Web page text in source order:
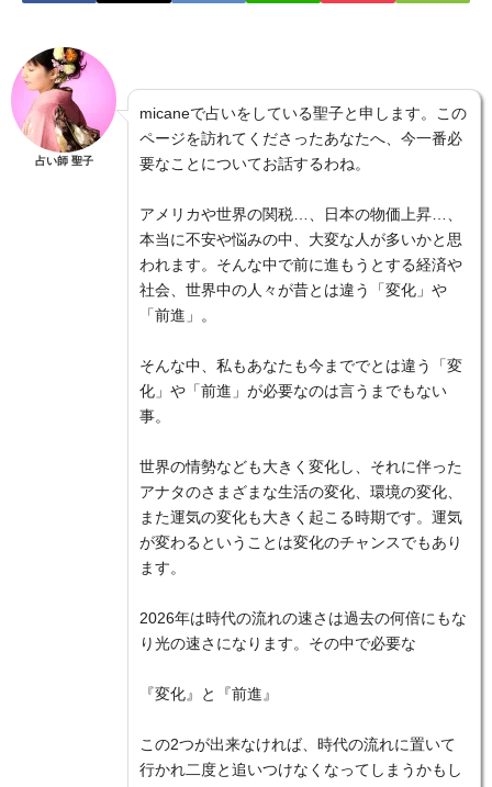
占い師 聖子
micaneで占いをしている聖子と申します。この
ページを訪れてくださったあなたへ、今一番必
要なことについてお話するわね。
アメリカや世界の関税…、日本の物価上昇…、
本当に不安や悩みの中、大変な人が多いかと思
われます。そんな中で前に進もうとする経済や
社会、世界中の人々が昔とは違う「変化」や
「前進」。
そんな中、私もあなたも今まででとは違う「変
化」や「前進」が必要なのは言うまでもない
事。
世界の情勢なども大きく変化し、それに伴った
アナタのさまざまな生活の変化、環境の変化、
また運気の変化も大きく起こる時期です。運気
が変わるということは変化のチャンスでもあり
ます。
2026年は時代の流れの速さは過去の何倍にもな
り光の速さになります。その中で必要な
『変化』と『前進』
この2つが出来なければ、時代の流れに置いて
行かれ二度と追いつけなくなってしまうかもし